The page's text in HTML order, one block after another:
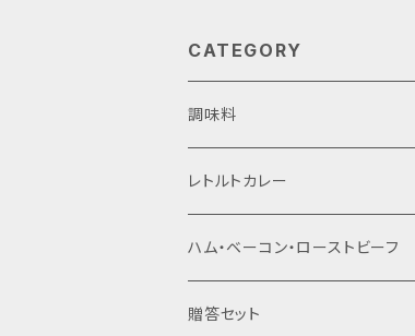
CATEGORY
調味料
レトルトカレー
ハム・ベーコン・ローストビーフ
贈答セット